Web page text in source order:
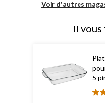
Voir d'autres
Il vous
5
4.4